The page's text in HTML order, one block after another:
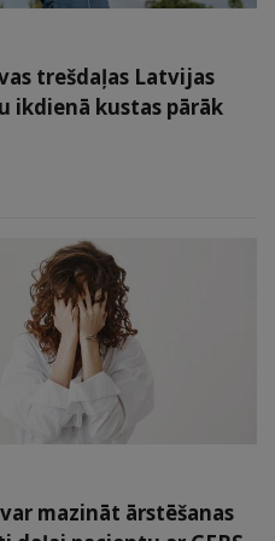
trešdaļas Latvijas
ikdienā kustas pārāk
mazināt ārstēšanas